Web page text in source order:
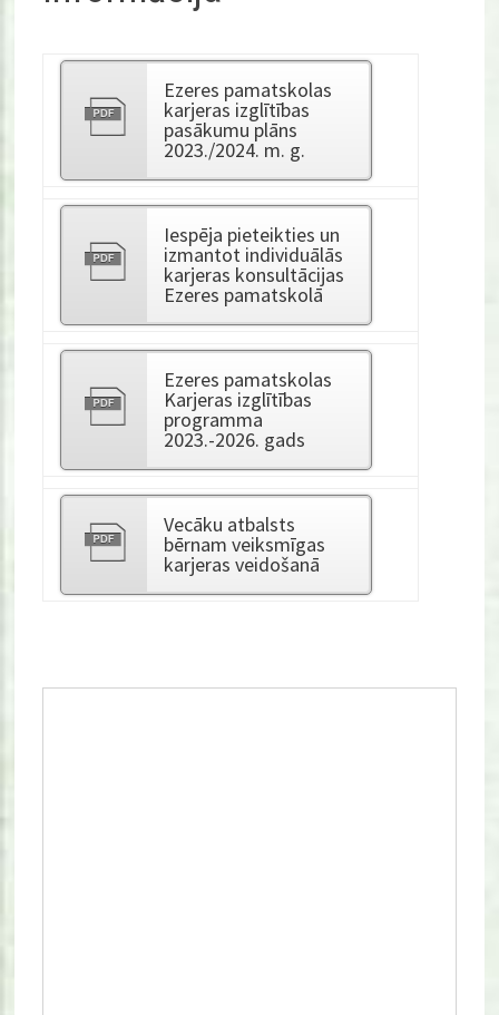
Ezeres pamatskolas
karjeras izglītības
pasākumu plāns
2023./2024. m. g.
Iespēja pieteikties un
izmantot individuālās
karjeras konsultācijas
Ezeres pamatskolā
Ezeres pamatskolas
Karjeras izglītības
programma
2023.-2026. gads
Vecāku atbalsts
bērnam veiksmīgas
karjeras veidošanā